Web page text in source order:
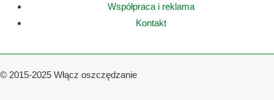
Współpraca i reklama
Kontakt
© 2015-2025 Włącz oszczędzanie